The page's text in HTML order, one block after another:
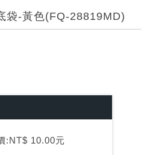
袋-黃色(FQ-28819MD)
:NT$ 10.00元